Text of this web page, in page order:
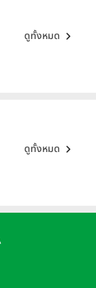
ดูทั้งหมด
ดูทั้งหมด